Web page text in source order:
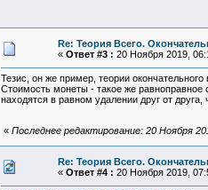
Re: Теория Всего.
« Ответ #3 : 20 Ноября 2019,
Тезис, он же пример, теории окончательного
Стоимость монеты - такое же равноправное
находятся в равном удалении друг от друга,
« Последнее редактирование: 20 Ноября
Re: Теория Всего.
« Ответ #4 : 20 Ноября 2019,